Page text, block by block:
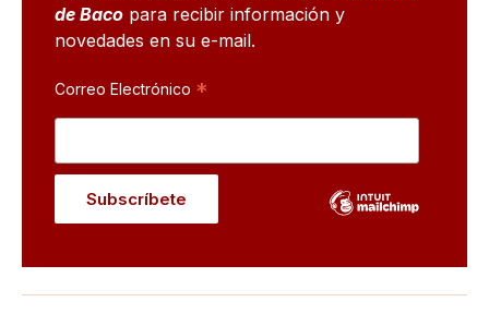
de Baco para recibir información y
novedades en su e-mail.
Correo Electrónico *